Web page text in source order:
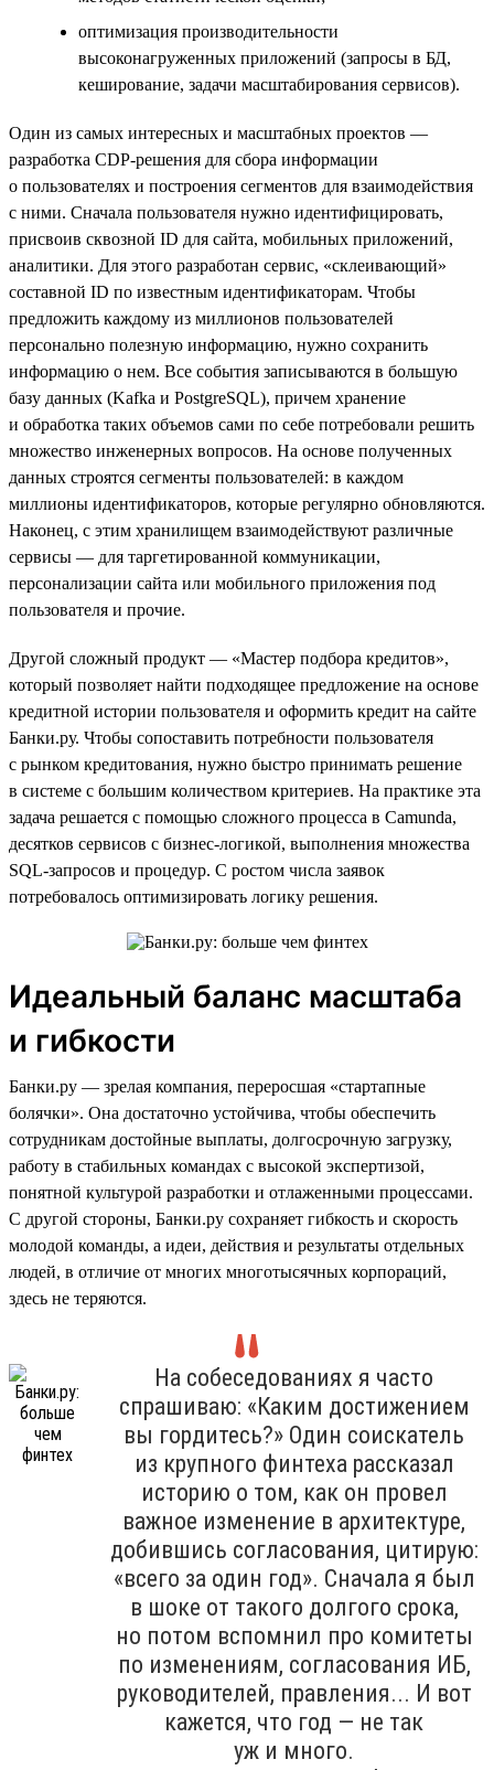
оптимизация производительности
высоконагруженных приложений (запросы в БД,
кеширование, задачи масштабирования сервисов).
Один из самых интересных и масштабных проектов —
разработка CDP-решения для сбора информации
о пользователях и построения сегментов для взаимодействия
с ними. Сначала пользователя нужно идентифицировать,
присвоив сквозной ID для сайта, мобильных приложений,
аналитики. Для этого разработан сервис, «склеивающий»
составной ID по известным идентификаторам. Чтобы
предложить каждому из миллионов пользователей
персонально полезную информацию, нужно сохранить
информацию о нем. Все события записываются в большую
базу данных (Kafka и PostgreSQL), причем хранение
и обработка таких объемов сами по себе потребовали решить
множество инженерных вопросов. На основе полученных
данных строятся сегменты пользователей: в каждом
миллионы идентификаторов, которые регулярно обновляются.
Наконец, с этим хранилищем взаимодействуют различные
сервисы — для таргетированной коммуникации,
персонализации сайта или мобильного приложения под
пользователя и прочие.
Другой сложный продукт — «Мастер подбора кредитов»,
который позволяет найти подходящее предложение на основе
кредитной истории пользователя и оформить кредит на сайте
Банки.ру. Чтобы сопоставить потребности пользователя
с рынком кредитования, нужно быстро принимать решение
в системе с большим количеством критериев. На практике эта
задача решается с помощью сложного процесса в Camunda,
десятков сервисов с бизнес-логикой, выполнения множества
SQL-запросов и процедур. С ростом числа заявок
потребовалось оптимизировать логику решения.
Идеальный баланс масштаба
и гибкости
Банки.ру — зрелая компания, переросшая «стартапные
болячки». Она достаточно устойчива, чтобы обеспечить
сотрудникам достойные выплаты, долгосрочную загрузку,
работу в стабильных командах с высокой экспертизой,
понятной культурой разработки и отлаженными процессами.
С другой стороны, Банки.ру сохраняет гибкость и скорость
молодой команды, а идеи, действия и результаты отдельных
людей, в отличие от многих многотысячных корпораций,
здесь не теряются.
На собеседованиях я часто
спрашиваю: «Каким достижением
вы гордитесь?» Один соискатель
из крупного финтеха рассказал
историю о том, как он провел
важное изменение в архитектуре,
добившись согласования, цитирую:
«всего за один год». Сначала я был
в шоке от такого долгого срока,
но потом вспомнил про комитеты
по изменениям, согласования ИБ,
руководителей, правления... И вот
кажется, что год — не так
уж и много.